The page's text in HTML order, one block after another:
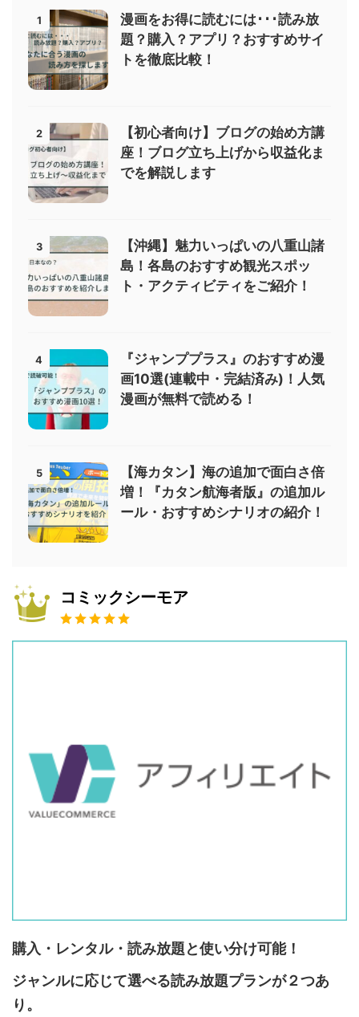
1
漫画をお得に読むには･･･読み放
題？購入？アプリ？おすすめサイ
トを徹底比較！
2
【初心者向け】ブログの始め方講
座！ブログ立ち上げから収益化ま
でを解説します
3
【沖縄】魅力いっぱいの八重山諸
島！各島のおすすめ観光スポッ
ト・アクティビティをご紹介！
4
『ジャンププラス』のおすすめ漫
画10選(連載中・完結済み)！人気
漫画が無料で読める！
5
【海カタン】海の追加で面白さ倍
増！『カタン航海者版』の追加ル
ール・おすすめシナリオの紹介！
コミックシーモア
購入・レンタル・読み放題と使い分け可能！
ジャンルに応じて選べる読み放題プランが２つあ
り。